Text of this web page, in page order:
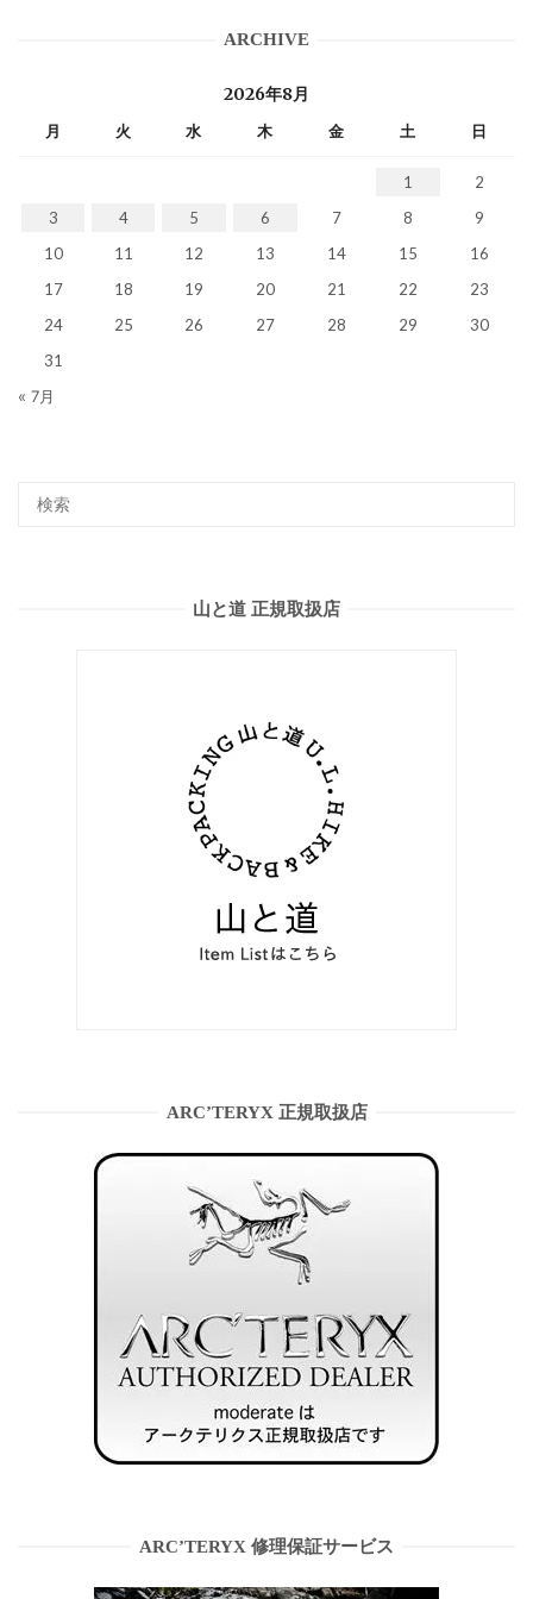
ARCHIVE
2026年8月
月 火 水 木 金 土 日
1
2
3
4 5 6 7 8
9
10
11 12 13 14 15
16
17
18 19 20 21 22
23
24
25 26 27 28 29
30
31
« 7月
山と道 正規取扱店
ARC’TERYX 正規取扱店
ARC’TERYX 修理保証サービス